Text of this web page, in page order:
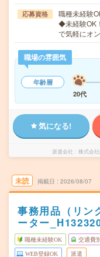
応募資格
職種未経験
◆未経験OK
で気軽にオ
職場の雰囲気
年齢層
20代
気になる!
派遣会社 株式会
未読 掲載日 2026/08/07
事務用品（リン
ーター
職種未経験OK 交通費
WEB登録OK 派遣